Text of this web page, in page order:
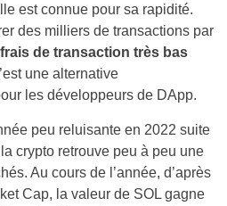
est connue pour sa rapidité.
des milliers de transactions par
frais de transaction très bas
une alternative
les développeurs de DApp.
peu reluisante en 2022 suite
crypto retrouve peu à peu une
Au cours de l’année, d’après
Cap, la valeur de SOL gagne